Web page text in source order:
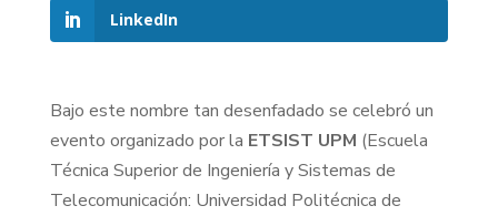
LinkedIn
Bajo este nombre tan desenfadado se celebró un
evento organizado por la ETSIST UPM (Escuela
Técnica Superior de Ingeniería y Sistemas de
Telecomunicación: Universidad Politécnica de